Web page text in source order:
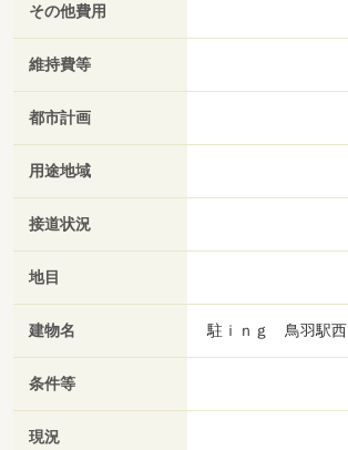
その他費用
維持費等
都市計画
用途地域
接道状況
地目
建物名 駐ｉｎｇ 鳥羽駅西
条件等
現況